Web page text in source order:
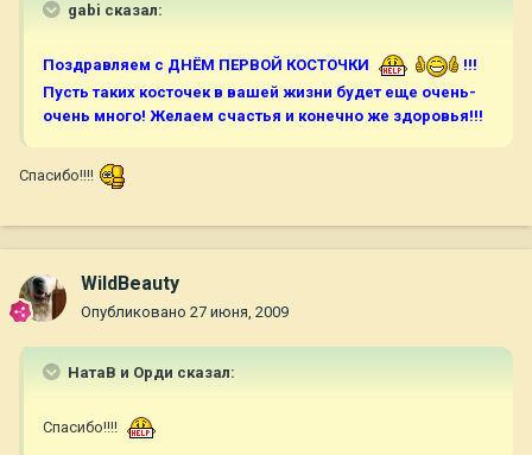
gabi сказал:
Поздравляем с ДНЁМ ПЕРВОЙ КОСТОЧКИ
!!!
Пусть таких косточек в вашей жизни будет еще очень-
очень много! Желаем счастья и конечно же здоровья!!!
Спасибо!!!!
WildBeauty
Опубликовано 27 июня, 2009
НатаВ и Орди сказал:
Спасибо!!!!